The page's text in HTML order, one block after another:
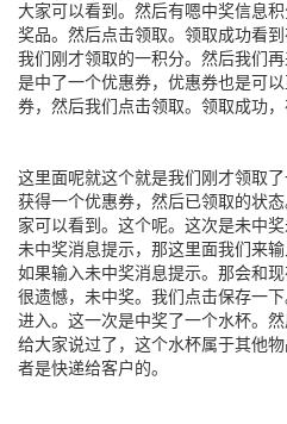
大家可以看到。然后有嗯中奖信息
奖品。然后点击领取。领取成功看
我们刚才领取的一积分。然后我们
是中了一个优惠券，优惠券也是可
券，然后我们点击领取。领取成功，
这里面呢就这个就是我们刚才领取
获得一个优惠券，然后已领取的状
家可以看到。这个呢。这次是未中
未中奖消息提示，那这里面我们来
如果输入未中奖消息提示。那会和
很遗憾，未中奖。我们点击保存一
进入。这一次是中奖了一个水杯。
给大家说过了，这个水杯属于其他
者是快递给客户的。